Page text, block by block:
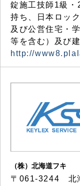
錠施工技師1級・
持ち、日本ロッ
及び公営住宅・
等を含む）及び
http://
（株）北海道フキ
〒061-3244 北